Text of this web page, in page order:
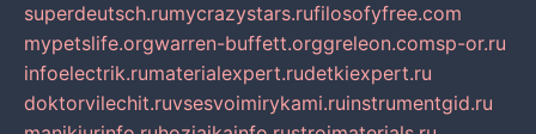
superdeutsch.rumycrazystars.rufilosofyfree.com
mypetslife.orgwarren-buffett.orggreleon.comsp-or.ru
infoelectrik.rumaterialexpert.rudetkiexpert.ru
doktorvilechit.ruvsesvoimirykami.ruinstrumentgid.ru